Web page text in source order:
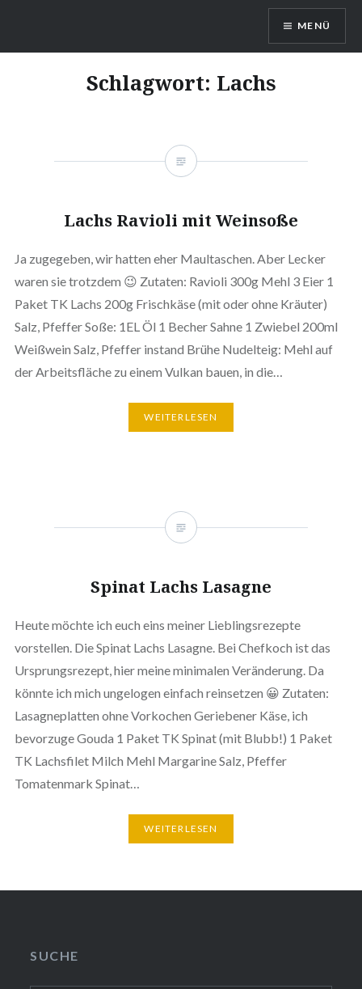
InhaltDragonDanielas Hobbyblog
MENÜ
Schlagwort: Lachs
Lachs Ravioli mit Weinsoße
Ja zugegeben, wir hatten eher Maultaschen. Aber Lecker
waren sie trotzdem 😉 Zutaten: Ravioli 300g Mehl 3 Eier 1
Paket TK Lachs 200g Frischkäse (mit oder ohne Kräuter)
Salz, Pfeffer Soße: 1EL Öl 1 Becher Sahne 1 Zwiebel 200ml
Weißwein Salz, Pfeffer instand Brühe Nudelteig: Mehl auf
der Arbeitsfläche zu einem Vulkan bauen, in die…
WEITERLESEN
Spinat Lachs Lasagne
Heute möchte ich euch eins meiner Lieblingsrezepte
vorstellen. Die Spinat Lachs Lasagne. Bei Chefkoch ist das
Ursprungsrezept, hier meine minimalen Veränderung. Da
könnte ich mich ungelogen einfach reinsetzen 😀 Zutaten:
Lasagneplatten ohne Vorkochen Geriebener Käse, ich
bevorzuge Gouda 1 Paket TK Spinat (mit Blubb!) 1 Paket
TK Lachsfilet Milch Mehl Margarine Salz, Pfeffer
Tomatenmark Spinat…
WEITERLESEN
SUCHE